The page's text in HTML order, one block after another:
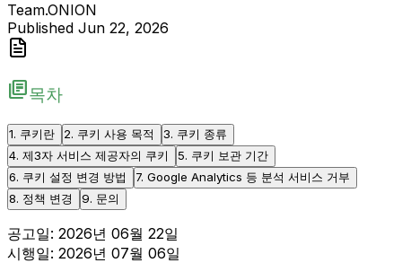
Team.ONION
Published Jun 22, 2026
library_books목차
1. 쿠키란 2. 쿠키 사용 목적
3. 쿠키 종류
4. 제3자 서비스 제공자의 쿠키
5. 쿠키 보관 기간
6. 쿠키 설정 변경 방법
7. Google Analytics 등 분석 서비스 거부
8. 정책 변경
9. 문의
공고일: 2026년 06월 22일
시행일: 2026년 07월 06일